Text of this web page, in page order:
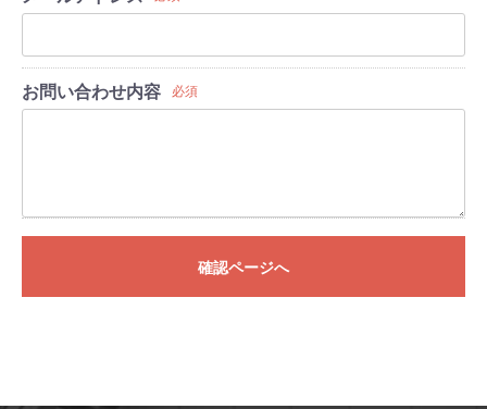
お問い合わせ内容 必須
確認ページへ